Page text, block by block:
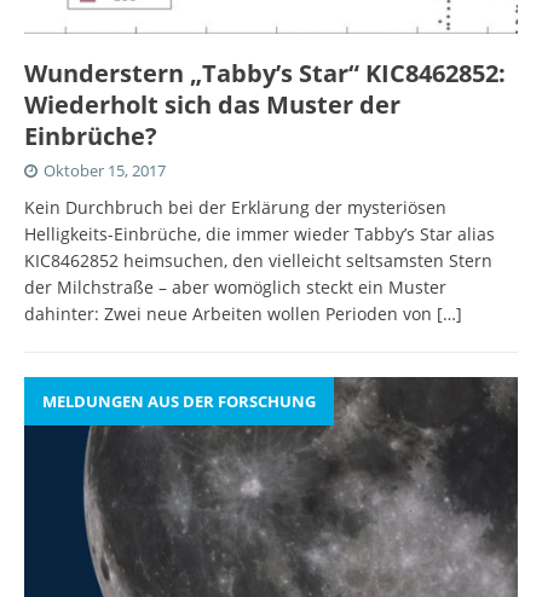
Wunderstern „Tabby’s Star“ KIC8462852:
Wiederholt sich das Muster der
Einbrüche?
Oktober 15, 2017
Kein Durchbruch bei der Erklärung der mysteriösen
Helligkeits-Einbrüche, die immer wieder Tabby’s Star alias
KIC8462852 heimsuchen, den vielleicht seltsamsten Stern
der Milchstraße – aber womöglich steckt ein Muster
dahinter: Zwei neue Arbeiten wollen Perioden von […]
MELDUNGEN AUS DER FORSCHUNG